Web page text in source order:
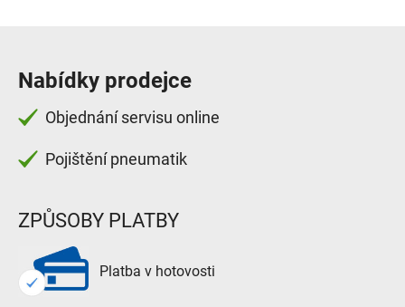
Nabídky prodejce
Objednání servisu online
Pojištění pneumatik
ZPŮSOBY PLATBY
Platba v hotovosti